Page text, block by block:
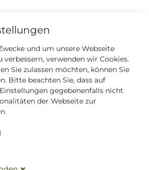
und um unsere Webseite
verbessern, verwenden wir Cookies.
Sie zulassen möchten, können Sie
Bitte beachten Sie, dass auf
gegebenenfalls nicht
der Webseite zur